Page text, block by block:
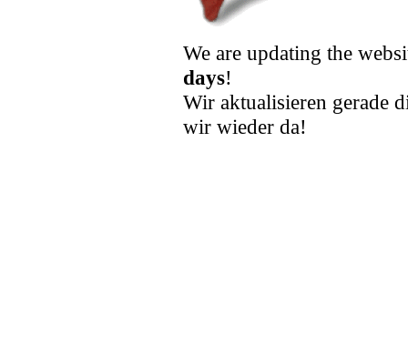
We are updating the
days!
Wir aktualisieren gerade
wir wieder da!